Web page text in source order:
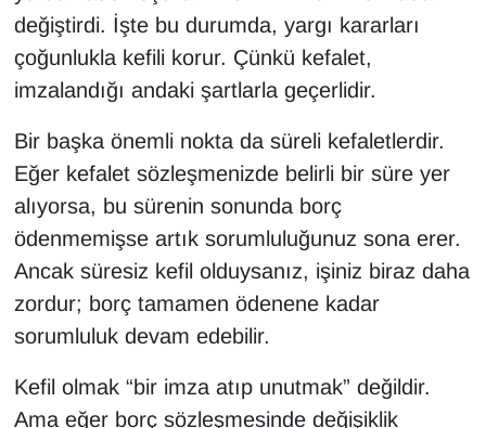
değiştirdi. İşte bu durumda, yargı kararları
çoğunlukla kefili korur. Çünkü kefalet,
imzalandığı andaki şartlarla geçerlidir.
Bir başka önemli nokta da süreli kefaletlerdir.
Eğer kefalet sözleşmenizde belirli bir süre yer
alıyorsa, bu sürenin sonunda borç
ödenmemişse artık sorumluluğunuz sona erer.
Ancak süresiz kefil olduysanız, işiniz biraz daha
zordur; borç tamamen ödenene kadar
sorumluluk devam edebilir.
Kefil olmak “bir imza atıp unutmak” değildir.
Ama eğer borç sözleşmesinde değişiklik